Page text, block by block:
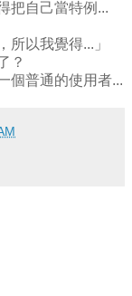
把自己當特例...
所以我覺得...」
？
個普通的使用者...